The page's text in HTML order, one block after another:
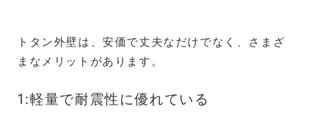
トタン外壁は、安価で丈夫なだけでなく、さまざ
まなメリットがあります。
1:軽量で耐震性に優れている